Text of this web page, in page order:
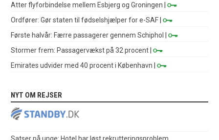
Atter flyforbindelse mellem Esbjerg og Groningen |
Ordfører: Gør staten til fødselshjælper for e-SAF |
Første halvår: Færre passagerer gennem Schiphol
|
Stormer frem: Passagervækst på 32 procent |
Emirates udvider med 40 procent i København |
NYT OM REJSER